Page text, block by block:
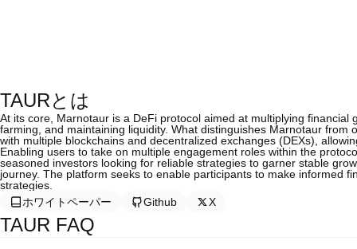
TAURとは
At its core, Marnotaur is a DeFi protocol aimed at multiplying
farming, and maintaining liquidity. What distinguishes Marnotaur
with multiple blockchains and decentralized exchanges (DEXs),
Enabling users to take on multiple engagement roles within the
seasoned investors looking for reliable strategies to garner stable
journey. The platform seeks to enable participants to make informed
strategies.
ホワイトペーパー
Github X
TAUR FAQ